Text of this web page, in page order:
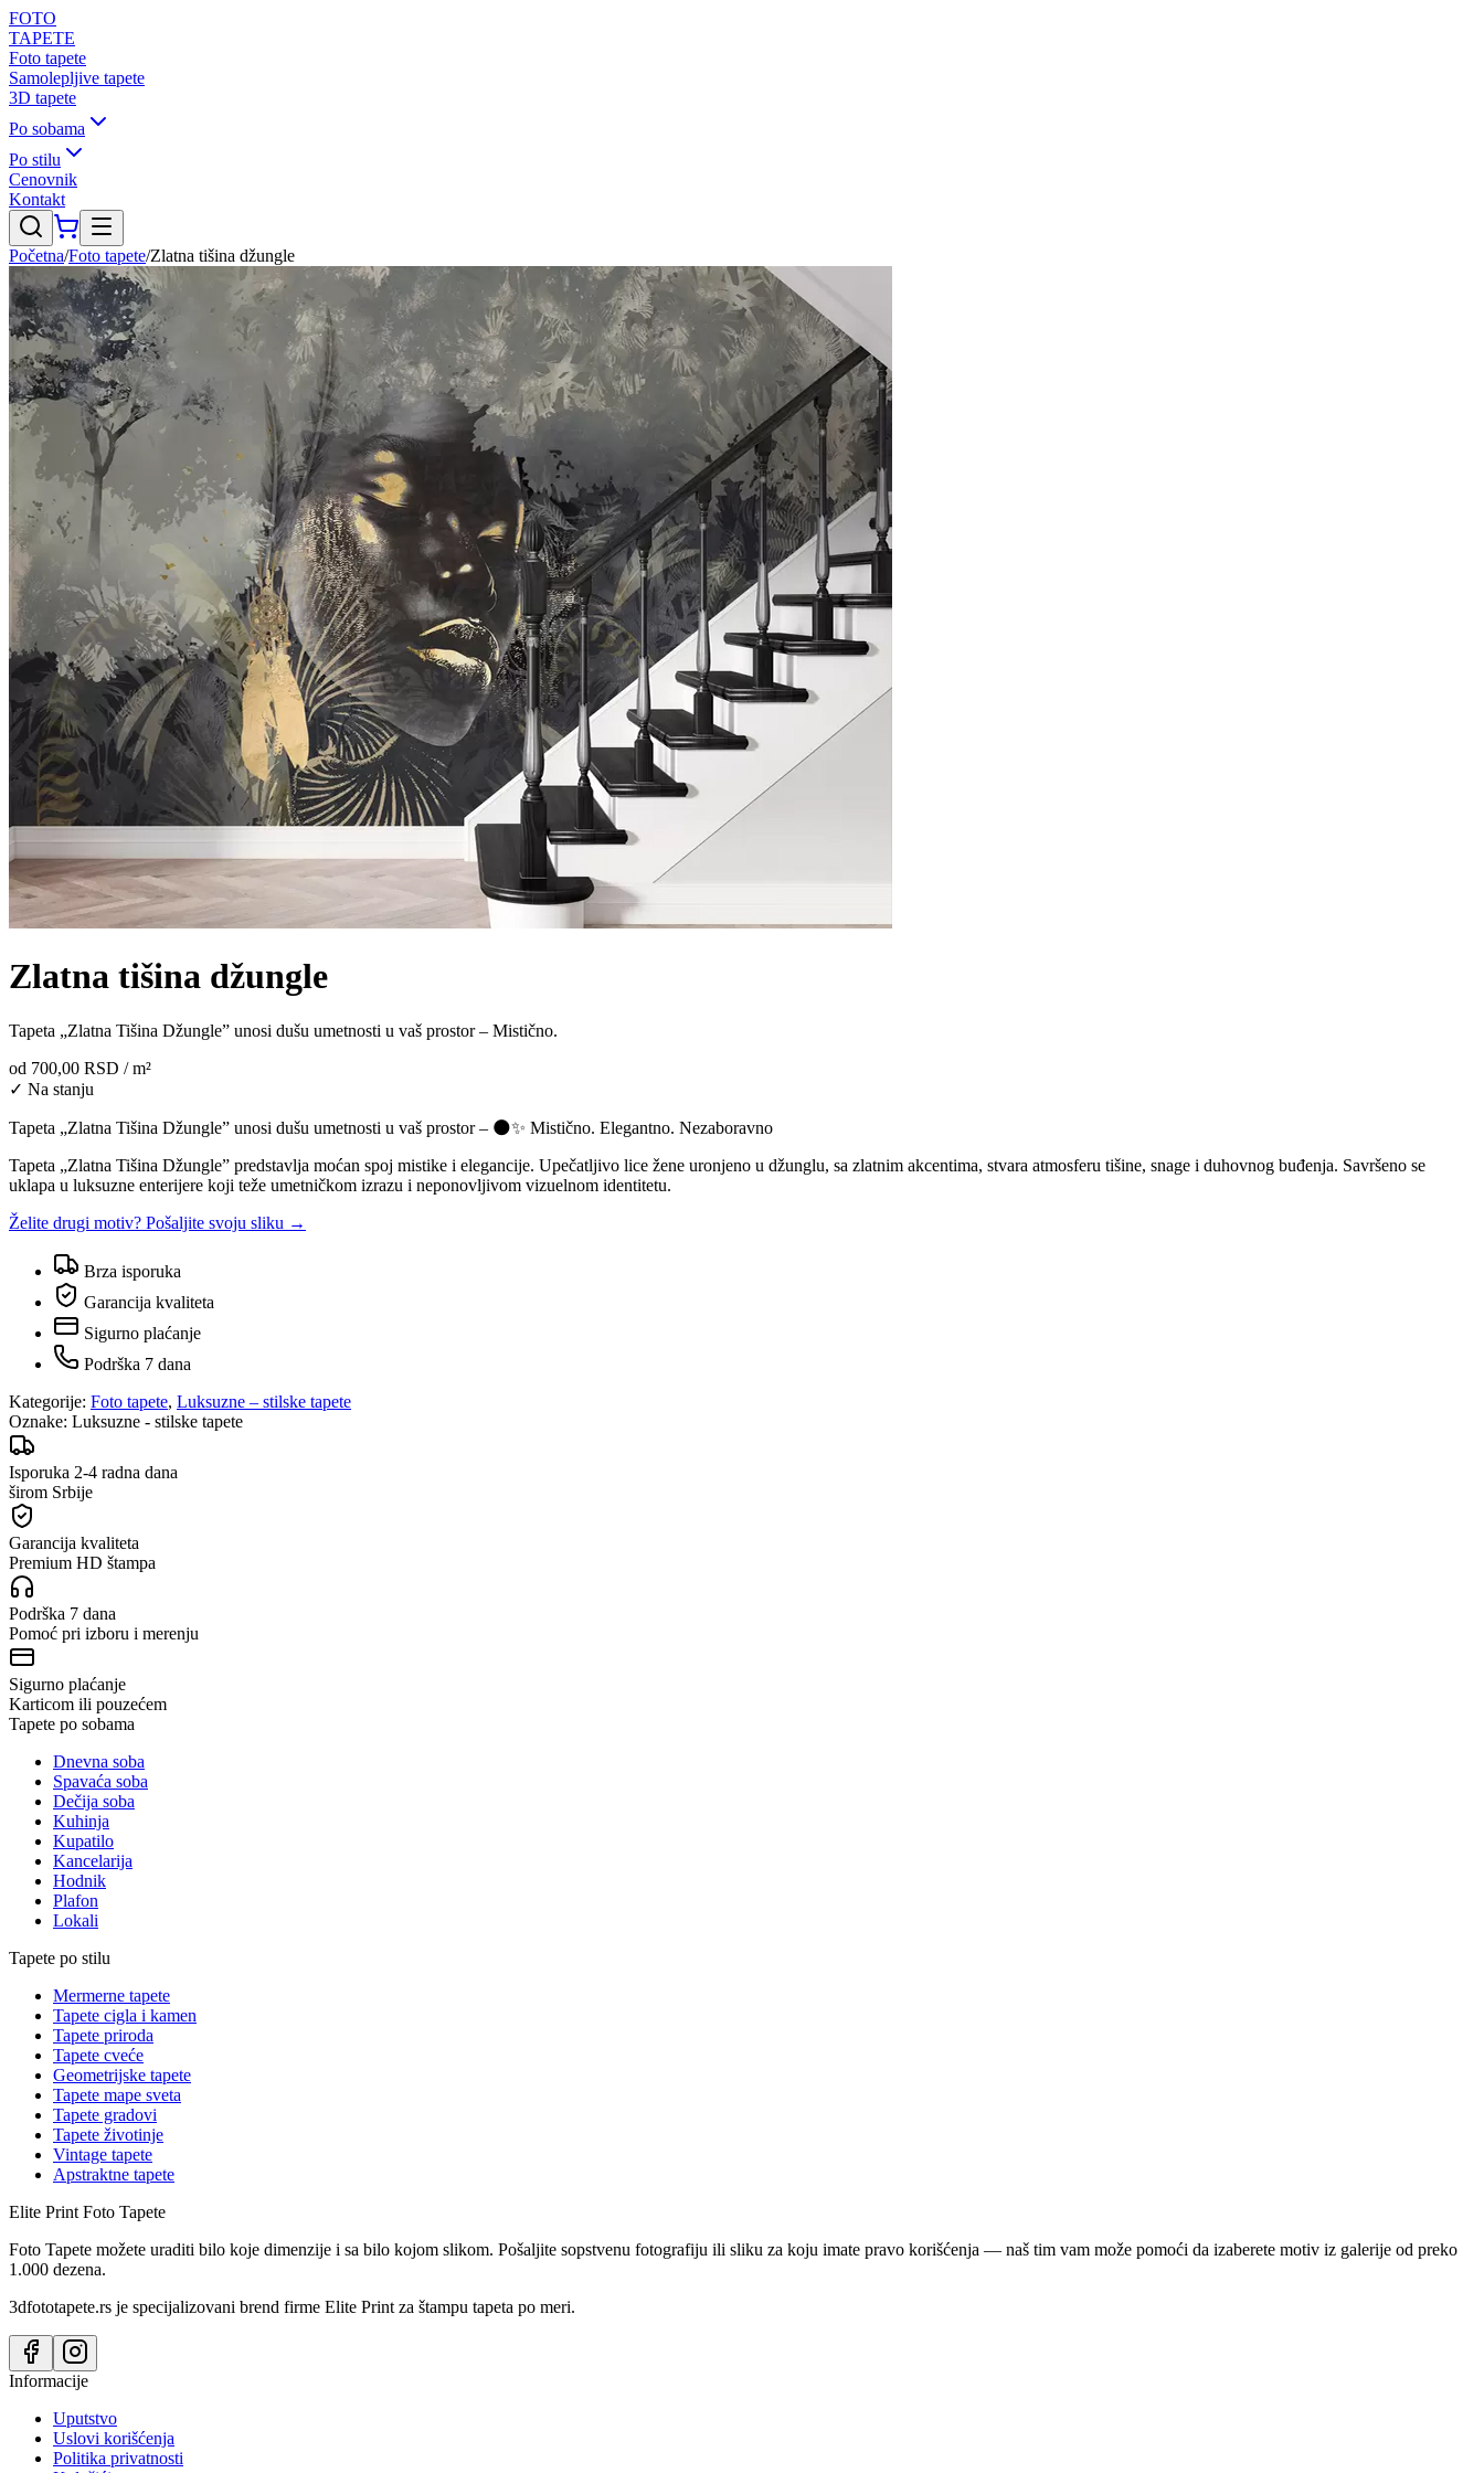
FOTO
TAPETE
Foto tapete
Samolepljive tapete
3D tapete
Po sobama
Po stilu
Cenovnik
Kontakt
Početna/Foto tapete/Zlatna tišina džungle
Zlatna tišina džungle
Tapeta „Zlatna Tišina Džungle” unosi dušu umetnosti u vaš prostor – Mistično.
od 700,00 RSD / m²
✓ Na stanju
Tapeta „Zlatna Tišina Džungle” unosi dušu umetnosti u vaš prostor – 🌑✨ Mistično. Elegantno. Nezaboravno
Tapeta „Zlatna Tišina Džungle” predstavlja moćan spoj mistike i elegancije. Upečatljivo lice žene uronjeno u džunglu, sa zlatnim akcentima, stvara atmosferu tišine, snage i duhovnog buđenja. Savršeno se
uklapa u luksuzne enterijere koji teže umetničkom izrazu i neponovljivom vizuelnom identitetu.
Želite drugi motiv? Pošaljite svoju sliku →
Brza isporuka
Garancija kvaliteta
Sigurno plaćanje
Podrška 7 dana
Kategorije: Foto tapete, Luksuzne – stilske tapete
Oznake: Luksuzne - stilske tapete
Isporuka 2-4 radna dana
širom Srbije
Garancija kvaliteta
Premium HD štampa
Podrška 7 dana
Pomoć pri izboru i merenju
Sigurno plaćanje
Karticom ili pouzećem
Tapete po sobama
Dnevna soba
Spavaća soba
Dečija soba
Kuhinja
Kupatilo
Kancelarija
Hodnik
Plafon
Lokali
Tapete po stilu
Mermerne tapete
Tapete cigla i kamen
Tapete priroda
Tapete cveće
Geometrijske tapete
Tapete mape sveta
Tapete gradovi
Tapete životinje
Vintage tapete
Apstraktne tapete
Elite Print Foto Tapete
Foto Tapete možete uraditi bilo koje dimenzije i sa bilo kojom slikom. Pošaljite sopstvenu fotografiju ili sliku za koju imate pravo korišćenja — naš tim vam može pomoći da izaberete motiv iz galerije od preko
1.000 dezena.
3dfototapete.rs je specijalizovani brend firme Elite Print za štampu tapeta po meri.
Informacije
Uputstvo
Uslovi korišćenja
Politika privatnosti